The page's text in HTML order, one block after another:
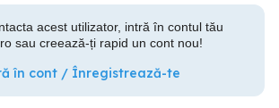
acest utilizator, intră în contul tău
sau creează-ți rapid un cont nou!
în cont / Înregistrează-te